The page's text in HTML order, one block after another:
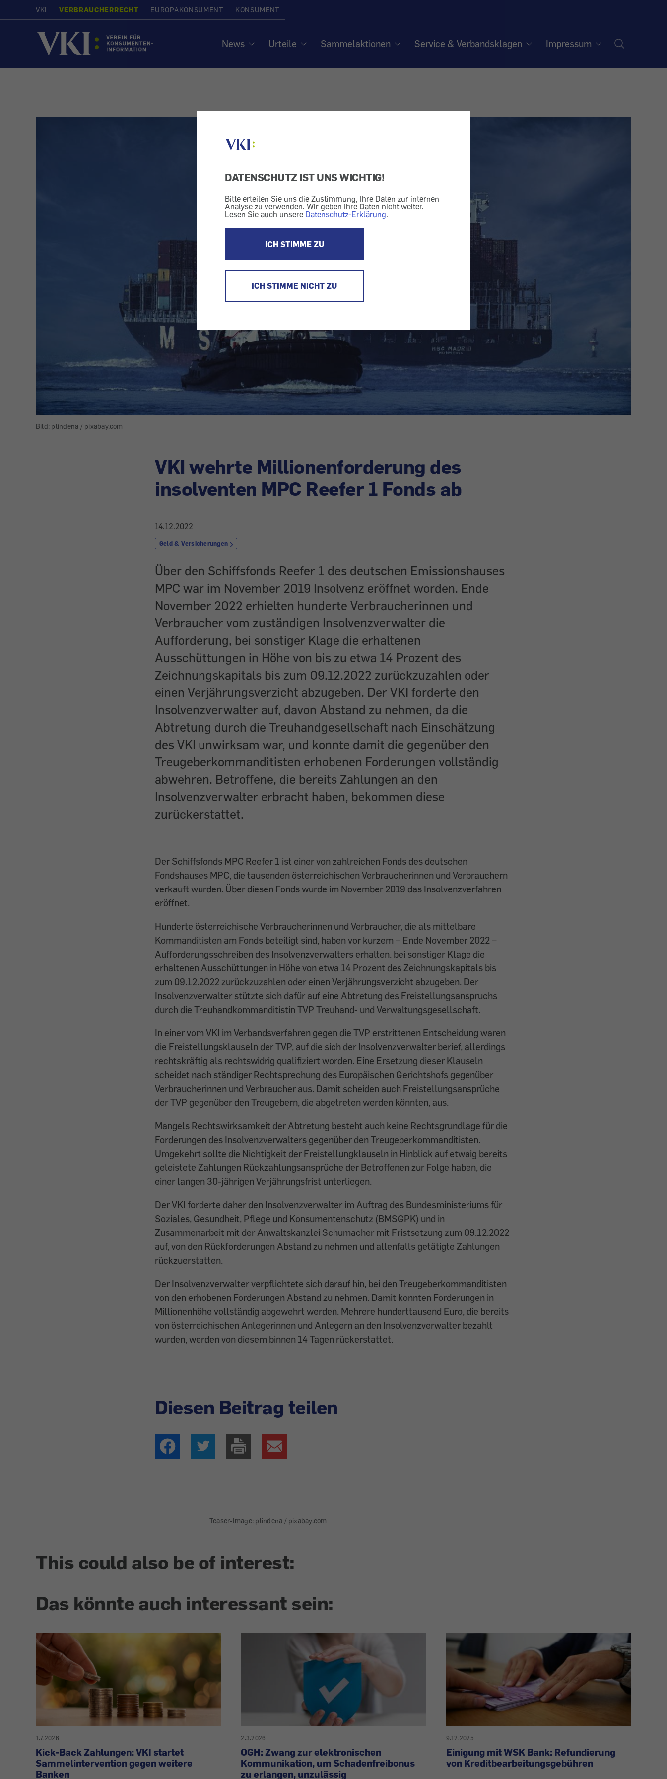
DATENSCHUTZ IST UNS WICHTIG!
Bitte erteilen Sie uns die Zustimmung, Ihre Daten zur internen
Analyse zu verwenden. Wir geben Ihre Daten nicht weiter.
Lesen Sie auch unsere Datenschutz-Erklärung.
ICH STIMME ZU
ICH STIMME NICHT ZU
VKI VERBRAUCHERRECHT EUROPAKONSUMENT KONSUMENT
Startseite
News Urteile Sammelaktionen Service & Verbandsklagen Impressum
Bild: plindena / pixabay.com
VKI wehrte Millionenforderung des
insolventen MPC Reefer 1 Fonds ab
14.12.2022
Geld & Versicherungen
Über den Schiffsfonds Reefer 1 des deutschen Emissionshauses
MPC war im November 2019 Insolvenz eröffnet worden. Ende
November 2022 erhielten hunderte Verbraucherinnen und
Verbraucher vom zuständigen Insolvenzverwalter die
Aufforderung, bei sonstiger Klage die erhaltenen
Ausschüttungen in Höhe von bis zu etwa 14 Prozent des
Zeichnungskapitals bis zum 09.12.2022 zurückzuzahlen oder
einen Verjährungsverzicht abzugeben. Der VKI forderte den
Insolvenzverwalter auf, davon Abstand zu nehmen, da die
Abtretung durch die Treuhandgesellschaft nach Einschätzung
des VKI unwirksam war, und konnte damit die gegenüber den
Treugeberkommanditisten erhobenen Forderungen vollständig
abwehren. Betroffene, die bereits Zahlungen an den
Insolvenzverwalter erbracht haben, bekommen diese
zurückerstattet.
Der Schiffsfonds MPC Reefer 1 ist einer von zahlreichen Fonds des deutschen
Fondshauses MPC, die tausenden österreichischen Verbraucherinnen und Verbrauchern
verkauft wurden. Über diesen Fonds wurde im November 2019 das Insolvenzverfahren
eröffnet.
Hunderte österreichische Verbraucherinnen und Verbraucher, die als mittelbare
Kommanditisten am Fonds beteiligt sind, haben vor kurzem – Ende November 2022 –
Aufforderungsschreiben des Insolvenzverwalters erhalten, bei sonstiger Klage die
erhaltenen Ausschüttungen in Höhe von etwa 14 Prozent des Zeichnungskapitals bis
zum 09.12.2022 zurückzuzahlen oder einen Verjährungsverzicht abzugeben. Der
Insolvenzverwalter stützte sich dafür auf eine Abtretung des Freistellungsanspruchs
durch die Treuhandkommanditistin TVP Treuhand- und Verwaltungsgesellschaft.
In einer vom VKI im Verbandsverfahren gegen die TVP erstrittenen Entscheidung waren
die Freistellungsklauseln der TVP, auf die sich der Insolvenzverwalter berief, allerdings
rechtskräftig als rechtswidrig qualifiziert worden. Eine Ersetzung dieser Klauseln
scheidet nach ständiger Rechtsprechung des Europäischen Gerichtshofs gegenüber
Verbraucherinnen und Verbraucher aus. Damit scheiden auch Freistellungsansprüche
der TVP gegenüber den Treugebern, die abgetreten werden könnten, aus.
Mangels Rechtswirksamkeit der Abtretung besteht auch keine Rechtsgrundlage für die
Forderungen des Insolvenzverwalters gegenüber den Treugeberkommanditisten.
Umgekehrt sollte die Nichtigkeit der Freistellungklauseln in Hinblick auf etwaig bereits
geleistete Zahlungen Rückzahlungsansprüche der Betroffenen zur Folge haben, die
einer langen 30-jährigen Verjährungsfrist unterliegen.
Der VKI forderte daher den Insolvenzverwalter im Auftrag des Bundesministeriums für
Soziales, Gesundheit, Pflege und Konsumentenschutz (BMSGPK) und in
Zusammenarbeit mit der Anwaltskanzlei Schumacher mit Fristsetzung zum 09.12.2022
auf, von den Rückforderungen Abstand zu nehmen und allenfalls getätigte Zahlungen
rückzuerstatten.
Der Insolvenzverwalter verpflichtete sich darauf hin, bei den Treugeberkommanditisten
von den erhobenen Forderungen Abstand zu nehmen. Damit konnten Forderungen in
Millionenhöhe vollständig abgewehrt werden. Mehrere hunderttausend Euro, die bereits
von österreichischen Anlegerinnen und Anlegern an den Insolvenzverwalter bezahlt
wurden, werden von diesem binnen 14 Tagen rückerstattet.
Diesen Beitrag teilen
Teaser-Image: plindena / pixabay.com
This could also be of interest:
Das könnte auch interessant sein:
1.7.2026
Kick-Back Zahlungen: VKI startet
Sammelintervention gegen weitere
Banken
2.3.2026
OGH: Zwang zur elektronischen
Kommunikation, um Schadenfreibonus
zu erlangen, unzulässig
9.12.2025
Einigung mit WSK Bank: Refundierung
von Kreditbearbeitungsgebühren